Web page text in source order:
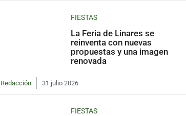
FIESTAS
La Feria de Linares se
reinventa con nuevas
propuestas y una imagen
renovada
Redacción 31 julio 2026
FIESTAS